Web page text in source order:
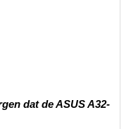
dat de ASUS A32-